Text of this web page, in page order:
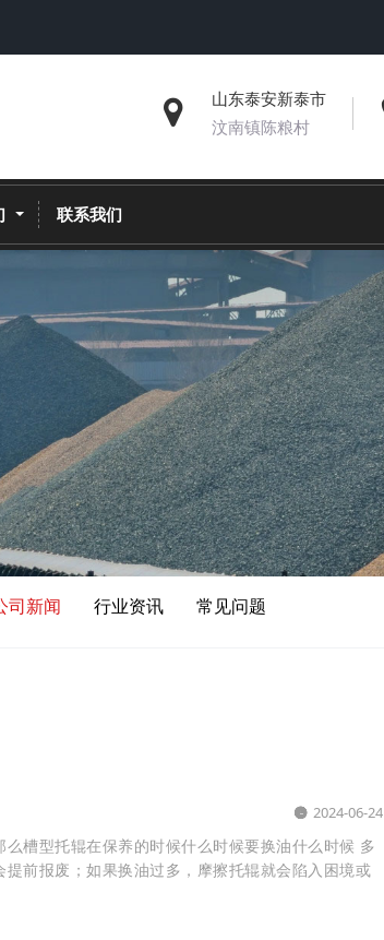
山东泰安新泰市
汶南镇陈粮村
联系我们
司新闻 行业资讯 常见问题
2024-06-24
槽型托辊在保养的时候什么时候要换油什么时候 多
前报废；如果换油过多，摩擦托辊就会陷入困境或